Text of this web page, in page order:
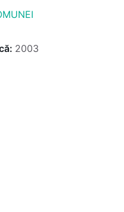
2003